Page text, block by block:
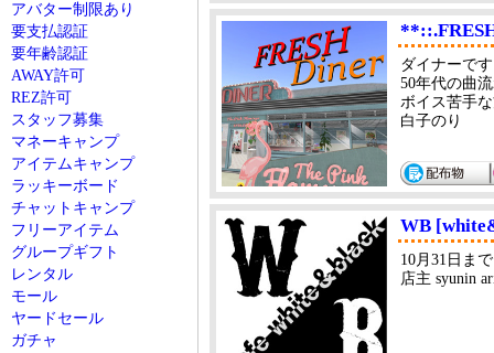
アバター制限あり
要支払認証
要年齢認証
AWAY許可
REZ許可
スタッフ募集
マネーキャンプ
アイテムキャンプ
ラッキーボード
チャットキャンプ
フリーアイテム
グループギフト
レンタル
モール
ヤードセール
ガチャ
ダイナーで
50年代の曲
ボイス苦手
白子のり
WB
10月31日ま
店主 syunin